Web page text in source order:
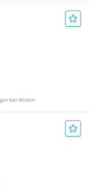
bei Wildon